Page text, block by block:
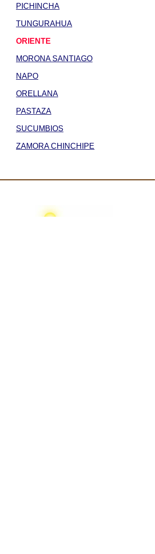
PICHINCHA
TUNGURAHUA
ORIENTE
MORONA SANTIAGO
NAPO
ORELLANA
PASTAZA
SUCUMBIOS
ZAMORA CHINCHIPE